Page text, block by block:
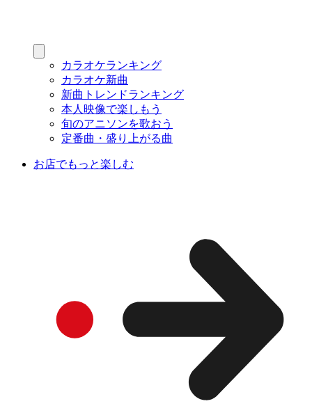
カラオケランキング
カラオケ新曲
新曲トレンドランキング
本人映像で楽しもう
旬のアニソンを歌おう
定番曲・盛り上がる曲
お店でもっと楽しむ